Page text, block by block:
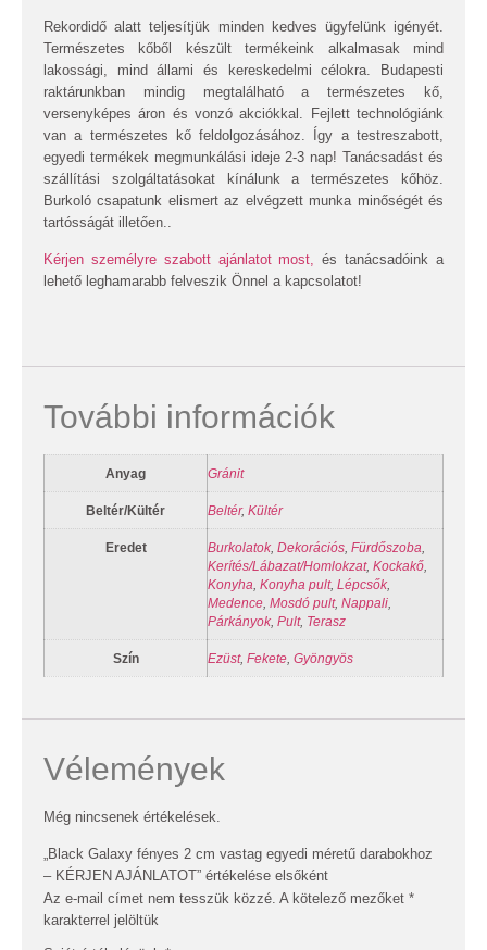
Rekordidő alatt teljesítjük minden kedves ügyfelünk igényét.
Természetes kőből készült termékeink alkalmasak mind
lakossági, mind állami és kereskedelmi célokra. Budapesti
raktárunkban mindig megtalálható a természetes kő,
versenyképes áron és vonzó akciókkal. Fejlett technológiánk
van a természetes kő feldolgozásához. Így a testreszabott,
egyedi termékek megmunkálási ideje 2-3 nap! Tanácsadást és
szállítási szolgáltatásokat kínálunk a természetes kőhöz.
Burkoló csapatunk elismert az elvégzett munka minőségét és
tartósságát illetően..
Kérjen személyre szabott ajánlatot most,
és tanácsadóink a
lehető leghamarabb felveszik Önnel a kapcsolatot!
További információk
Anyag Gránit
Beltér/Kültér Beltér, Kültér
Eredet Burkolatok Dekorációs Fürdőszoba
Kerítés/Lábazat/Homlokzat, Kockakő
Konyha Konyha pult, Lépcsők
Medence Mosdó pult, Nappali
Párkányok Pult, Terasz
Szín Ezüst, Fekete Gyöngyös
Vélemények
Még nincsenek értékelések.
„Black Galaxy fényes 2 cm vastag egyedi méretű darabokhoz
– KÉRJEN AJÁNLATOT” értékelése elsőként
Az e-mail címet nem tesszük közzé. A kötelező mezőket *
karakterrel jelöltük